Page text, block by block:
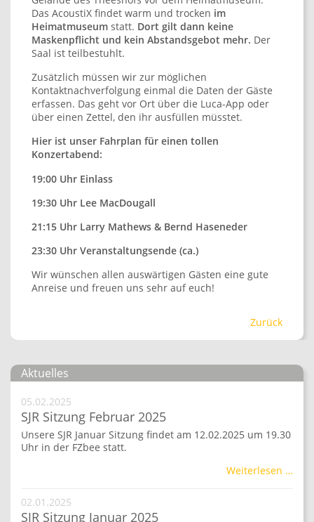
Das AcoustiX findet warm und trocken im
Heimatmuseum statt. Dort gilt dann keine
Maskenpflicht und kein Abstandsgebot mehr. Der
Saal ist teilbestuhlt.
Zusätzlich müssen wir zur möglichen
Kontaktnachverfolgung einmal die Daten der Gäste
erfassen. Das geht vor Ort über die Luca-App oder
über einen Zettel, den ihr ausfüllen müsstet.
Hier ist unser Fahrplan für einen tollen
Konzertabend:
19:00 Uhr Einlass
19:30 Uhr Lee MacDougall
21:15 Uhr Larry Mathews & Bernd Haseneder
23:30 Uhr Veranstaltungsende (ca.)
Wir wünschen allen auswärtigen Gästen eine gute
Anreise und freuen uns sehr auf euch!
Zurück
Aktuelles
05.02.2025
SJR Sitzung Februar 2025
Unsere SJR Januar Sitzung findet am 12.02.2025 um 19.30
Uhr in der FZbee statt.
Weiterlesen …
02.01.2025
SJR Sitzung Januar 2025